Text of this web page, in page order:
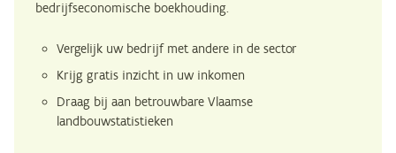
bedrijfseconomische boekhouding.
Vergelijk uw bedrijf met andere in de sector
Krijg gratis inzicht in uw inkomen
Draag bij aan betrouwbare Vlaamse
landbouwstatistieken